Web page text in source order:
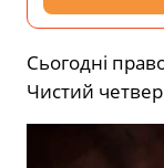
Сьогодні
Чистий